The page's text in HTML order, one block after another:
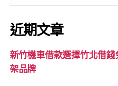
關
鍵
字:
近期文章
新竹機車借款選擇竹北借
架品牌